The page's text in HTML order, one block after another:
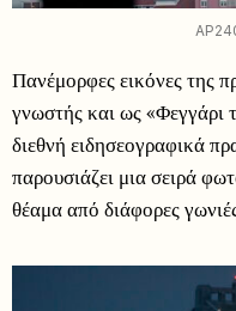
Πανέμορφες εικόνες της
γνωστής και ως «Φεγγάρι
διεθνή ειδησεογραφικά
παρουσιάζει μια σειρά
θέαμα από διάφορες